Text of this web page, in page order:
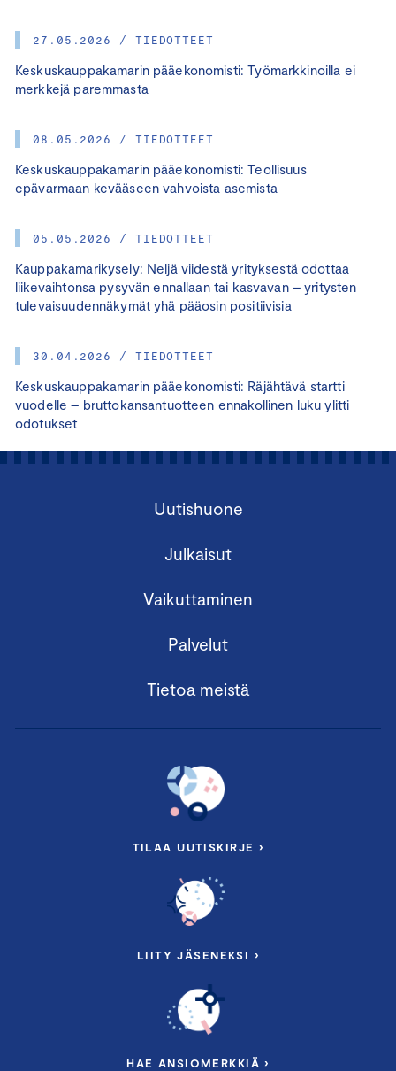
27.05.2026 / TIEDOTTEET
Keskuskauppakamarin pääekonomisti: Työmarkkinoilla ei
merkkejä paremmasta
08.05.2026 / TIEDOTTEET
Keskuskauppakamarin pääekonomisti: Teollisuus
epävarmaan kevääseen vahvoista asemista
05.05.2026 / TIEDOTTEET
Kauppakamarikysely: Neljä viidestä yrityksestä odottaa
liikevaihtonsa pysyvän ennallaan tai kasvavan – yritysten
tulevaisuudennäkymät yhä pääosin positiivisia
30.04.2026 / TIEDOTTEET
Keskuskauppakamarin pääekonomisti: Räjähtävä startti
vuodelle – bruttokansantuotteen ennakollinen luku ylitti
odotukset
Uutishuone
Julkaisut
Vaikuttaminen
Palvelut
Tietoa meistä
TILAA UUTISKIRJE ›
LIITY JÄSENEKSI ›
HAE ANSIOMERKKIÄ ›